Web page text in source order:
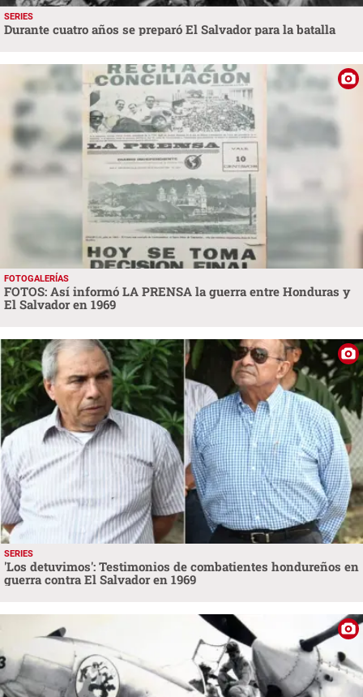
SERIES
Durante cuatro años se preparó El Salvador para la batalla
FOTOGALERÍAS
FOTOS: Así informó LA PRENSA la guerra entre Honduras y
El Salvador en 1969
SERIES
'Los detuvimos': Testimonios de combatientes hondureños en
guerra contra El Salvador en 1969